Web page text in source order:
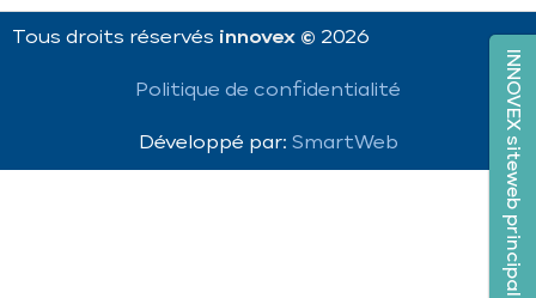
Tous droits réservés innovex © 2026
Politique de confidentialité
Développé par: SmartWeb INNOVEX siteweb principal